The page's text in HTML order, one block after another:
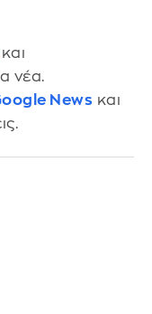
και
νέα.
News και